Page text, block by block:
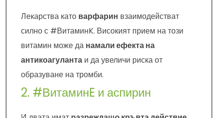
Лекарства като варфарин взаимодействат
силно с #ВитаминK. Високият прием на този
витамин може да намали ефекта на
антикоагуланта и да увеличи риска от
образуване на тромби.
2. #ВитаминE и аспирин